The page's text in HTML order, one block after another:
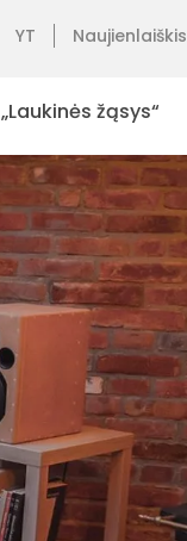
YT Naujienlaiškis
„Laukinės žąsys“